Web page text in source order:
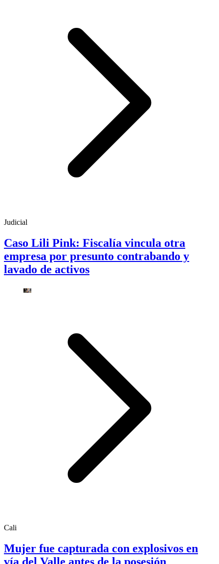
Judicial
Caso Lili Pink: Fiscalía vincula otra
empresa por presunto contrabando y
lavado de activos
Cali
Mujer fue capturada con explosivos en
vía del Valle antes de la posesión